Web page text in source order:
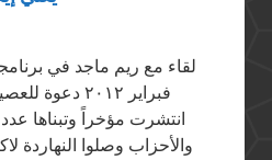
انتشرت مؤخراً وتبناها